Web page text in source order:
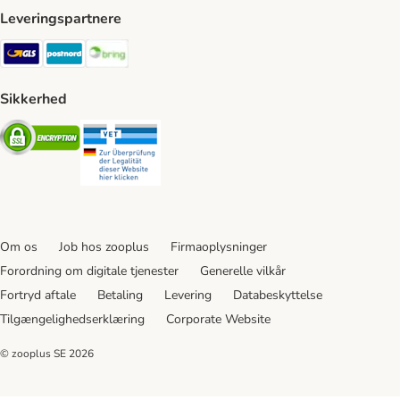
Leveringspartnere
GLS Shipping Method
Postnord Shipping Method
Sikkerhed
Security
Om os Job hos zooplus
Firmaoplysninger
Forordning om digitale tjenester
Generelle vilkår
Fortryd aftale
Betaling Levering
Databeskyttelse
Tilgængelighedserklæring
Corporate Website
© zooplus SE 2026